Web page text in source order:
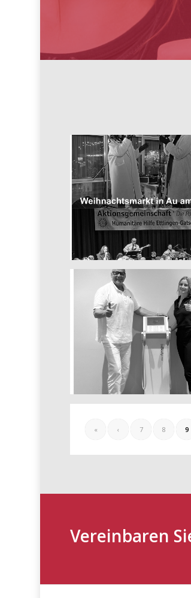
2024 Dezember
und Marie
Dezember 17, 2024
2024 November
Siemens AG
Stuttgart
Betriebliches
November 14, 2024
« ‹ 7 8 9
Vereinbaren